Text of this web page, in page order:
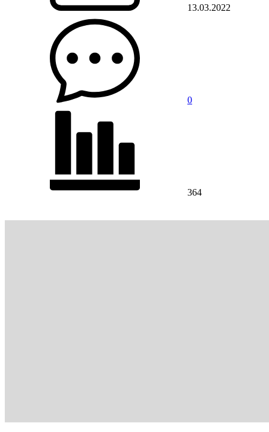
13.03.2022
0
364